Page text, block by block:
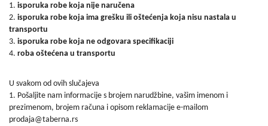
Voćarstvo
vinogradarstvo
aparati
Alati
1. isporuka robe koja nije naručena
2. isporuka robe koja ima grešku ili oštećenja koja nisu nastala u
transportu
3. isporuka robe koja ne odgovara specifikaciji
4. roba oštećena u transportu
U svakom od ovih slučajeva
1. Pošaljite nam informacije s brojem narudžbine, vašim imenom i
prezimenom, brojem računa i opisom reklamacije e-mailom
prodaja@taberna.rs